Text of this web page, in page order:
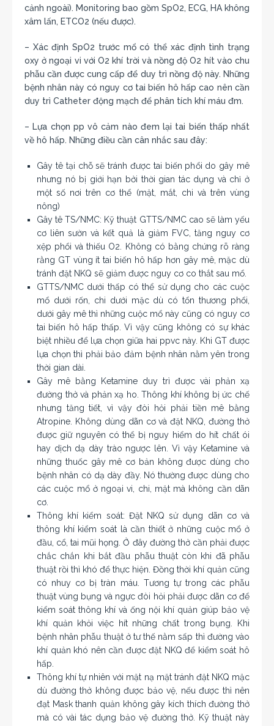
cảnh ngoài). Monitoring bao gồm SpO2, ECG, HA không
xâm lấn, ETCO2 (nếu được).
– Xác định SpO2 trước mổ có thể xác định tình trạng
oxy ở ngoại vi với O2 khí trời và nồng độ O2 hít vào chu
phẫu cần được cung cấp để duy trì nồng độ này. Những
bệnh nhân này có nguy cơ tai biến hô hấp cao nên cần
duy trì Catheter động mạch để phân tích khí máu đm.
– Lựa chọn pp vô cảm nào đem lại tai biến thấp nhất
về hô hấp. Những điều cần cân nhắc sau đây:
Gây tê tại chỗ sẽ tránh được tai biến phổi do gây mê
nhưng nó bị giới hạn bởi thời gian tác dụng và chỉ ở
một số nơi trên cơ thể (mặt, mắt, chi và trên vùng
nông)
Gây tê TS/NMC: Kỹ thuật GTTS/NMC cao sẽ làm yếu
cơ liên sườn và kết quả là giảm FVC, tăng nguy cơ
xệp phổi và thiếu O2. Không có bằng chứng rõ ràng
rằng GT vùng ít tai biến hô hấp hơn gây mê, mặc dù
tránh đặt NKQ sẽ giảm được nguy cơ co thắt sau mổ.
GTTS/NMC dưới thấp có thể sử dụng cho các cuộc
mổ dưới rốn, chi dưới mặc dù có tổn thương phổi,
dưới gây mê thì những cuộc mổ này cũng có nguy cơ
tai biến hô hấp thấp. Vì vậy cũng không có sự khác
biệt nhiều để lựa chọn giữa hai ppvc này. Khi GT được
lựa chọn thì phải bảo đảm bệnh nhân nằm yên trong
thời gian dài.
Gây mê bằng Ketamine duy trì được vài phản xạ
đường thở và phản xạ ho. Thông khí không bị ức chế
nhưng tăng tiết, vì vậy đòi hỏi phải tiền mê bằng
Atropine. Không dùng dãn cơ và đặt NKQ, đường thở
được giữ nguyên có thể bị nguy hiểm do hít chất ói
hay dịch dạ dày trào ngược lên. Vì vậy Ketamine và
những thuốc gây mê cơ bản không được dùng cho
bệnh nhân có dạ dày đầy. Nó thường được dùng cho
các cuộc mổ ở ngoại vi, chi, mặt mà không cần dãn
cơ.
Thông khí kiểm soát: Đặt NKQ sử dụng dãn cơ và
thông khí kiểm soát là cần thiết ở những cuộc mổ ở
đầu, cổ, tai mũi họng. Ở đây đường thở cần phải được
chắc chắn khi bắt đầu phẫu thuật còn khi đã phẫu
thuật rồi thì khó để thực hiện. Đồng thời khí quản cũng
có nhuy cơ bị tràn máu. Tương tự trong các phẫu
thuật vùng bụng và ngực đòi hỏi phải được dãn cơ để
kiểm soát thông khí và ống nội khí quản giúp bảo vệ
khí quản khỏi việc hít những chất trong bụng. Khi
bệnh nhân phẫu thuật ở tư thế nằm sấp thì đường vào
khí quản khó nên cần được đặt NKQ để kiểm soát hô
hấp.
Thông khí tự nhiên với mặt nạ mặt tránh đặt NKQ mặc
dù đường thở không được bảo vệ, nếu được thì nên
đạt Mask thanh quản không gây kích thích đường thở
mà có vài tác dụng bảo vệ đường thở. Kỹ thuật này